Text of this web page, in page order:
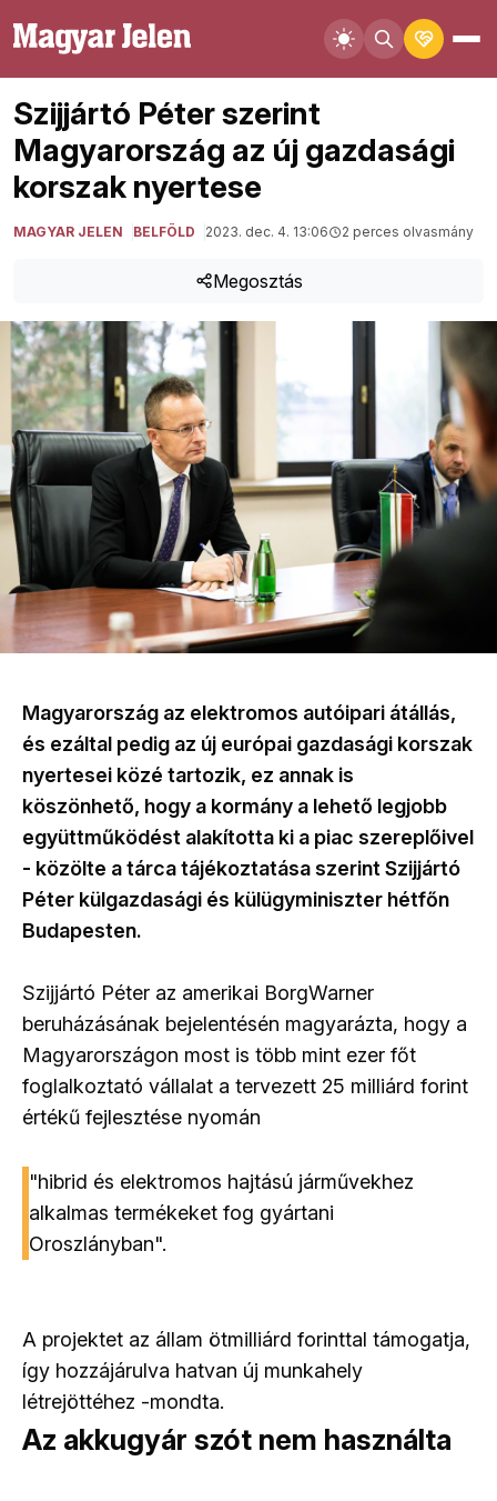
Szijjártó Péter szerint
Magyarország az új gazdasági
korszak nyertese
MAGYAR JELEN BELFÖLD 2023. dec. 4. 13:06 2 perces olvasmány
Megosztás
Magyarország az elektromos autóipari átállás,
és ezáltal pedig az új európai gazdasági korszak
nyertesei közé tartozik, ez annak is
köszönhető, hogy a kormány a lehető legjobb
együttműködést alakította ki a piac szereplőivel
- közölte a tárca tájékoztatása szerint Szijjártó
Péter külgazdasági és külügyminiszter hétfőn
Budapesten.
Szijjártó Péter az amerikai BorgWarner
beruházásának bejelentésén magyarázta, hogy a
Magyarországon most is több mint ezer főt
foglalkoztató vállalat a tervezett 25 milliárd forint
értékű fejlesztése nyomán
"hibrid és elektromos hajtású járművekhez
alkalmas termékeket fog gyártani
Oroszlányban".
A projektet az állam ötmilliárd forinttal támogatja,
így hozzájárulva hatvan új munkahely
létrejöttéhez -mondta.
Az akkugyár szót nem használta